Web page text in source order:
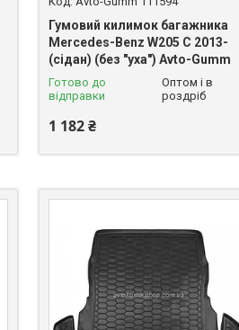
Гумовий килимок багажника
Mercedes-Benz W205 C 2013-
(сідан) (без "уха") Avto-Gumm
Готово до
відправки
Оптом і в
роздріб
1 182 ₴